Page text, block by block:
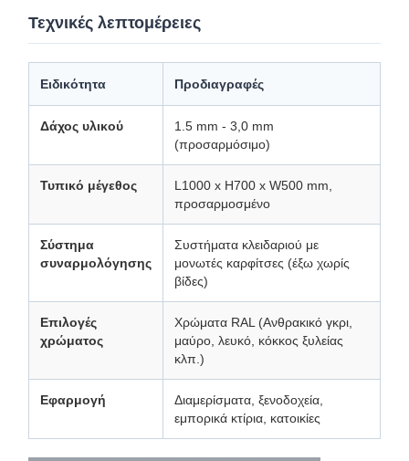
Τεχνικές λεπτομέρειες
Ειδικότητα Προδιαγραφές
Δάχος υλικού
1.5 mm - 3,0 mm
(προσαρμόσιμο)
Τυπικό μέγεθος
L1000 x H700 x W500 mm,
προσαρμοσμένο
Σύστημα
συναρμολόγησης
Συστήματα κλειδαριού με
μονωτές καρφίτσες (έξω χωρίς
βίδες)
Επιλογές
χρώματος
Χρώματα RAL (Ανθρακικό γκρι,
μαύρο, λευκό, κόκκος ξυλείας
κλπ.)
Εφαρμογή
Διαμερίσματα, ξενοδοχεία,
εμπορικά κτίρια, κατοικίες